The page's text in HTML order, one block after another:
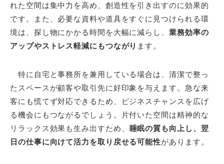
れた空間は集中力を高め、創造性を引き出すのに効果的
です。また、必要な資料や道具をすぐに見つけられる環
境は、探し物にかかる時間を大幅に減らし、 業務効率の
アップやストレス軽減にもつながり ます。
特に自宅と事務所を兼用している場合は、清潔で整っ
たスペースが顧客や取引先に好印象を与えます。急な来
客にも慌てず対応できるため、ビジネスチャンスを広げ
る機会にもつながるでしょう。片付いた空間は精神的な
リラックス効果も生み出すため、
睡眠の質も向上し、翌
日の仕事に向けて活力を取り戻せる可能性があります。